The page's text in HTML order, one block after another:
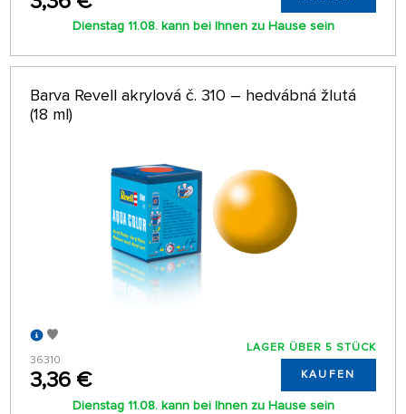
Dienstag 11.08. kann bei Ihnen zu Hause sein
Barva Revell akrylová č. 310 – hedvábná žlutá
(18 ml)
36310
3,36 €
LAGER ÜBER 5 STÜCK
KAUFEN
Dienstag 11.08. kann bei Ihnen zu Hause sein